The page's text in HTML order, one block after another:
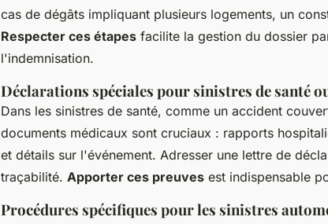
cas de dégâts impliquant plusieurs logements, un
Respecter ces étapes facilite la gestion du dossier
l'indemnisation.
Déclarations spéciales pour sinistres de santé
Dans les sinistres de santé, comme un accident
documents médicaux sont cruciaux : rapports
et détails sur l'événement. Adresser une lettre de
traçabilité. Apporter ces preuves est indispensable
Procédures spécifiques pour les sinistres